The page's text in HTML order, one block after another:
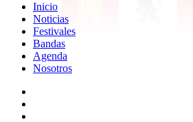
Inicio
Noticias
Festivales
Bandas
Agenda
Nosotros